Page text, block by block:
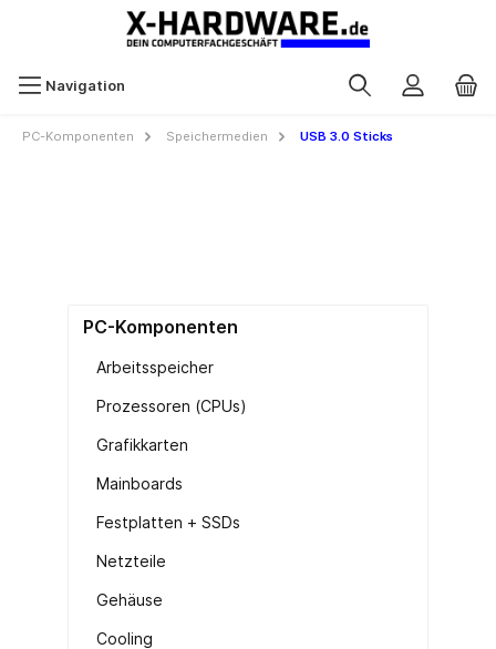
Navigation
PC-Komponenten Speichermedien USB 3.0 Sticks
PC-Komponenten
Arbeitsspeicher
Prozessoren (CPUs)
Grafikkarten
Mainboards
Festplatten + SSDs
Netzteile
Gehäuse
Cooling